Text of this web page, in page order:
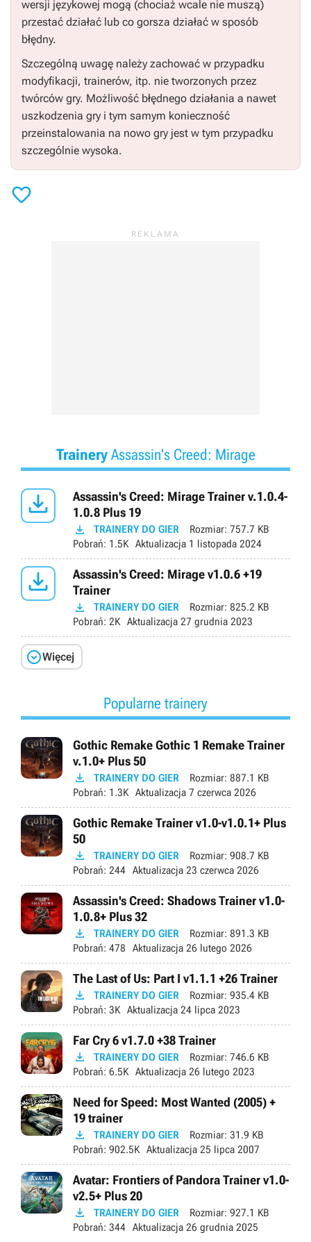
wersji językowej mogą (chociaż wcale nie muszą)
przestać działać lub co gorsza działać w sposób
błędny.
Szczególną uwagę należy zachować w przypadku
modyfikacji, trainerów, itp. nie tworzonych przez
twórców gry. Możliwość błędnego działania a nawet
uszkodzenia gry i tym samym konieczność
przeinstalowania na nowo gry jest w tym przypadku
szczególnie wysoka.

TraineryAssassin's Creed: Mirage

Assassin's Creed: Mirage Trainer v.1.0.4-
1.0.8 Plus 19
 TRAINERY DO GIER Rozmiar: 757.7 KB
Pobrań: 1.5K Aktualizacja 1 listopada 2024

Assassin's Creed: Mirage v1.0.6 +19
Trainer
 TRAINERY DO GIER Rozmiar: 825.2 KB
Pobrań: 2K Aktualizacja 27 grudnia 2023
Więcej
Popularne trainery
Gothic Remake Gothic 1 Remake Trainer
v.1.0+ Plus 50
 TRAINERY DO GIER Rozmiar: 887.1 KB
Pobrań: 1.3K Aktualizacja 7 czerwca 2026
Gothic Remake Trainer v1.0-v1.0.1+ Plus
50
 TRAINERY DO GIER Rozmiar: 908.7 KB
Pobrań: 244 Aktualizacja 23 czerwca 2026
Assassin's Creed: Shadows Trainer v1.0-
1.0.8+ Plus 32
 TRAINERY DO GIER Rozmiar: 891.3 KB
Pobrań: 478 Aktualizacja 26 lutego 2026
The Last of Us: Part I v1.1.1 +26 Trainer
 TRAINERY DO GIER Rozmiar: 935.4 KB
Pobrań: 3K Aktualizacja 24 lipca 2023
Far Cry 6 v1.7.0 +38 Trainer
 TRAINERY DO GIER Rozmiar: 746.6 KB
Pobrań: 6.5K Aktualizacja 26 lutego 2023
Need for Speed: Most Wanted (2005) +
19 trainer
 TRAINERY DO GIER Rozmiar: 31.9 KB
Pobrań: 902.5K Aktualizacja 25 lipca 2007
Avatar: Frontiers of Pandora Trainer v1.0-
v2.5+ Plus 20
 TRAINERY DO GIER Rozmiar: 927.1 KB
Pobrań: 344 Aktualizacja 26 grudnia 2025